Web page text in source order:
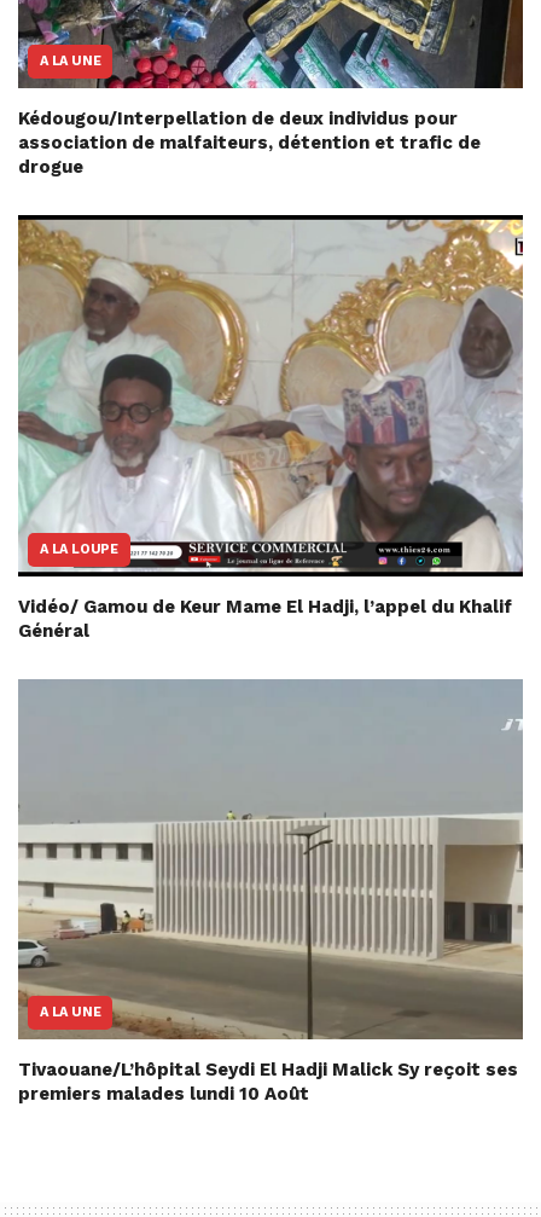
A LA UNE
Kédougou/Interpellation de deux individus pour
association de malfaiteurs, détention et trafic de
drogue
A LA LOUPE
Vidéo/ Gamou de Keur Mame El Hadji, l’appel du Khalif
Général
A LA UNE
Tivaouane/L’hôpital Seydi El Hadji Malick Sy reçoit ses
premiers malades lundi 10 Août